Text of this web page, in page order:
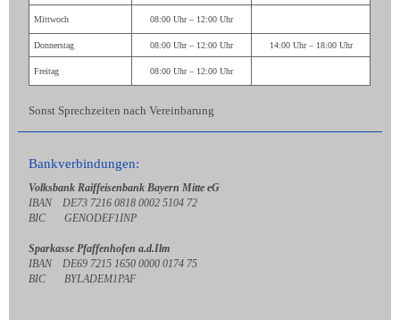
Mittwoch 08:00 Uhr – 12:00 Uhr
Donnerstag 08:00 Uhr – 12:00 Uhr 14:00 Uhr – 18:00 Uhr
Freitag 08:00 Uhr – 12:00 Uhr
Sonst Sprechzeiten nach Vereinbarung
Bankverbindungen:
Volksbank Raiffeisenbank Bayern Mitte eG
IBAN DE73 7216 0818 0002 5104 72
BIC GENODEF1INP
Sparkasse Pfaffenhofen a.d.Ilm
IBAN DE69 7215 1650 0000 0174 75
BIC BYLADEM1PAF